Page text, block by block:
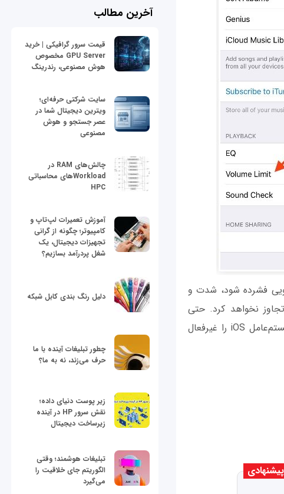
فشرده شود، شدت و
نخواهد کرد. حتی
می‌توانید با طی مراحل زیر امکان اقدام به‌منظور افزایش صدای پخش رسانه در سیستم‌عامل iOS را غیرفعال
آخرین مطالب
قیمت سرور گرافیکی | خرید
GPU Server مخصوص
هوش مصنوعی، رندرینگ
سایت شرکتی حرفه‌ای؛
ویترین دیجیتال شما در
عصر جستجو و هوش
مصنوعی
چالش‌های RAM در
Workloadهای محاسباتی
HPC
آموزش تعمیرات لپ‌تاپ و
کامپیوتر؛ چگونه از گرانی
تجهیزات دیجیتال، یک
شغل پردرآمد بسازیم؟
دلیل رنگ بندی کابل شبکه
چطور تبلیغات آینده با ما
حرف می‌زند، نه به ما؟
زیر پوست دنیای داده؛
نقش سرور HP در آینده
زیرساخت دیجیتال
تبلیغات هوشمند؛ وقتی
الگوریتم جای خلاقیت را
می‌گیرد